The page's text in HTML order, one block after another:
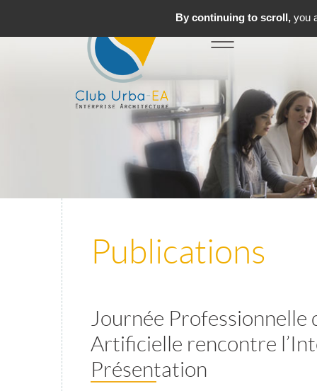
Toggle
navigation
Publications
Journée
Artificielle rencontre
Présentation
By continuing to scroll,you